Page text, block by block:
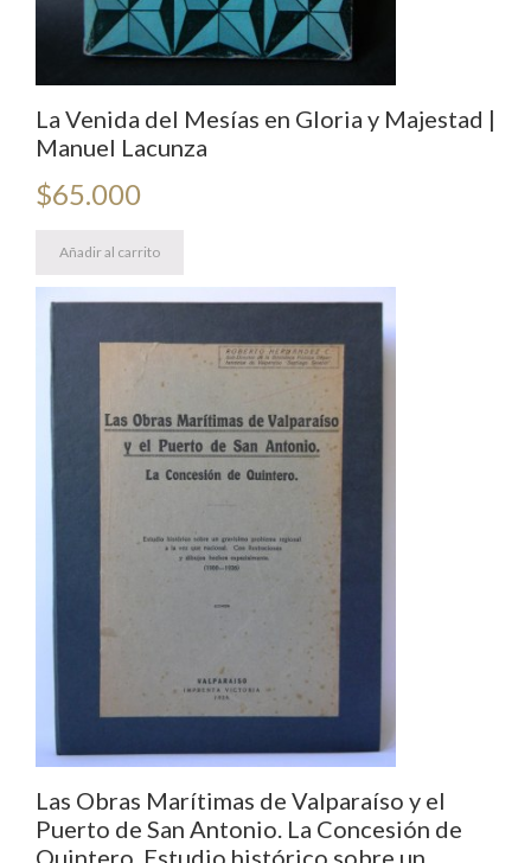
La Venida del Mesías en Gloria y Majestad |
Manuel Lacunza
$65.000
Añadir al carrito
Las Obras Marítimas de Valparaíso y el
Puerto de San Antonio. La Concesión de
Quintero. Estudio histórico sobre un